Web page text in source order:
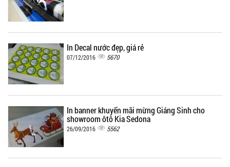
In Decal nước đẹp, giá rẻ
07/12/2016 5670
In banner khuyến mãi mừng Giáng Sinh cho
showroom ôtô Kia Sedona
26/09/2016 5562